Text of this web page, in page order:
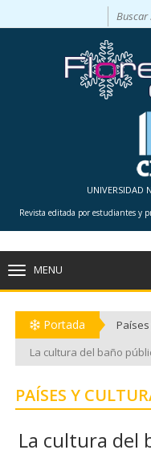
UNIVERSIDAD
Revista editada por estudiantes y
MENU
Portada
La cultura del baño
PAÍSES Y
La cultura del